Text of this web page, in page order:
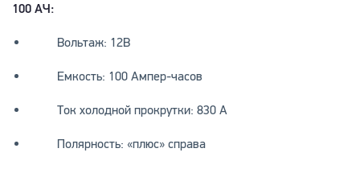
100 АЧ:
Вольтаж: 12В
Емкость: 100 Ампер-часов
Ток холодной прокрутки: 830 А
Полярность: «плюс» справа